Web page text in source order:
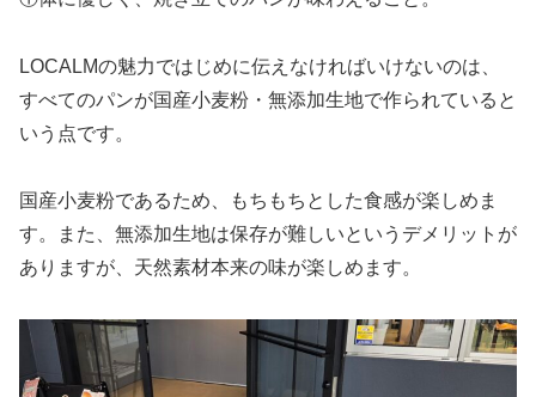
LOCALMの魅力ではじめに伝えなければいけないのは、
すべてのパンが国産小麦粉・無添加生地で作られていると
いう点です。
国産小麦粉であるため、もちもちとした食感が楽しめま
す。また、無添加生地は保存が難しいというデメリットが
ありますが、天然素材本来の味が楽しめます。